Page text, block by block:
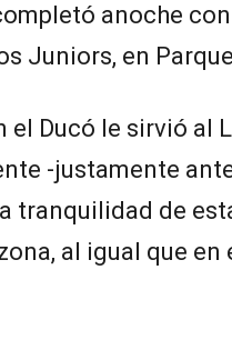
anoche
Juniors, en
el Ducó le sirvió al
-justamente
tranquilidad de
al igual que